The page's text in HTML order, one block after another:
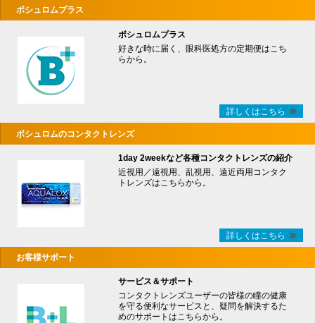
ボシュロムプラス
ボシュロムプラス
好きな時に届く、眼科医処方の定期便はこち
らから。
詳しくはこちら
ボシュロムのコンタクトレンズ
1day 2weekなど各種コンタクトレンズの紹介
近視用／遠視用、乱視用、遠近両用コンタク
トレンズはこちらから。
詳しくはこちら
お客様サポート
サービス＆サポート
コンタクトレンズユーザーの皆様の瞳の健康
を守る便利なサービスと、疑問を解決するた
めのサポートはこちらから。